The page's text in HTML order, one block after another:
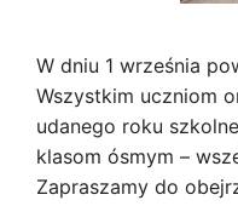
W dniu 1 września
Wszystkim uczniom
udanego roku
klasom ósmym –
Zapraszamy do